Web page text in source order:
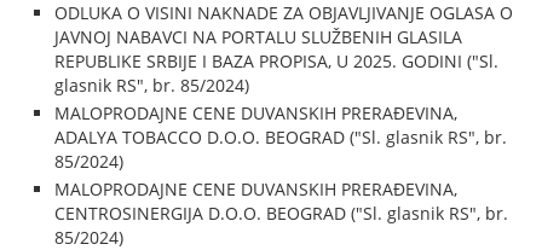
ODLUKA O VISINI NAKNADE ZA OBJAVLJIVANJE OGLASA O
JAVNOJ NABAVCI NA PORTALU SLUŽBENIH GLASILA
REPUBLIKE SRBIJE I BAZA PROPISA, U 2025. GODINI ("Sl.
glasnik RS", br. 85/2024)
MALOPRODAJNE CENE DUVANSKIH PRERAĐEVINA,
ADALYA TOBACCO D.O.O. BEOGRAD ("Sl. glasnik RS", br.
85/2024)
MALOPRODAJNE CENE DUVANSKIH PRERAĐEVINA,
CENTROSINERGIJA D.O.O. BEOGRAD ("Sl. glasnik RS", br.
85/2024)